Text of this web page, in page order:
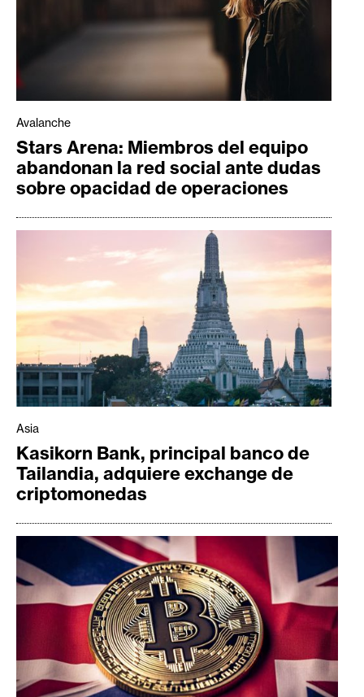
Avalanche
Stars Arena: Miembros del equipo
abandonan la red social ante dudas
sobre opacidad de operaciones
Asia
Kasikorn Bank, principal banco de
Tailandia, adquiere exchange de
criptomonedas